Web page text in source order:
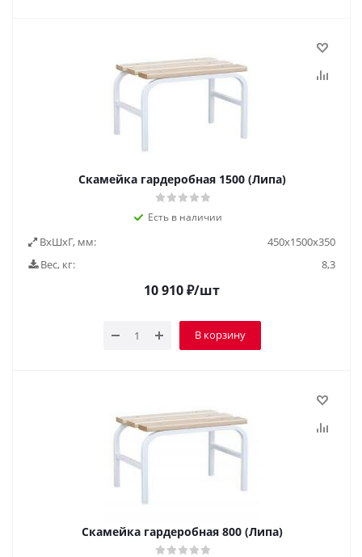
Скамейка гардеробная 1500 (Липа)
Есть в наличии
ВxШxГ, мм:
450х1500х350
Вес, кг:
8,3
10 910₽/шт
В корзину
Скамейка гардеробная 800 (Липа)